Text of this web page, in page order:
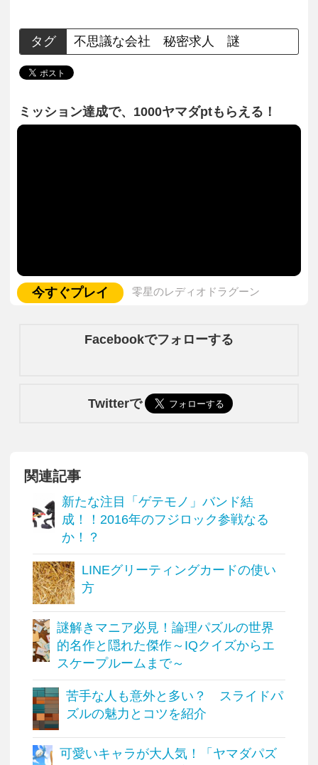
タグ 不思議な会社 秘密求人 謎
ミッション達成で、1000ヤマダptもらえる！
今すぐプレイ 零星のレディオドラグーン
Facebookでフォローする
Twitterで
関連記事
新たな注目「ゲテモノ」バンド結
成！！2016年のフジロック参戦なる
か！？
LINEグリーティングカードの使い
方
謎解きマニア必見！論理パズルの世界
的名作と隠れた傑作～IQクイズからエ
スケープルームまで～
苦手な人も意外と多い？ スライドパ
ズルの魅力とコツを紹介
可愛いキャラが大人気！「ヤマダパズ